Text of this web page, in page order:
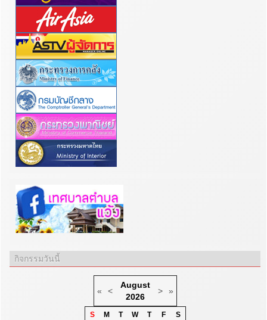
กิจกรรมวันนี้
« <
August
2026
> »
S M T W T F
S